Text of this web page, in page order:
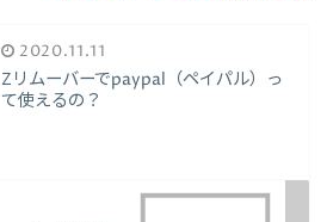
2020.11.11
Zリムーバーでpaypal（ペイパル）っ
て使えるの？